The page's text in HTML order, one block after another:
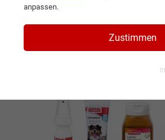
Head Germany/Austria
Hardering, Key Account
Beaphar Import & Export
anpassen.
Zustimmen